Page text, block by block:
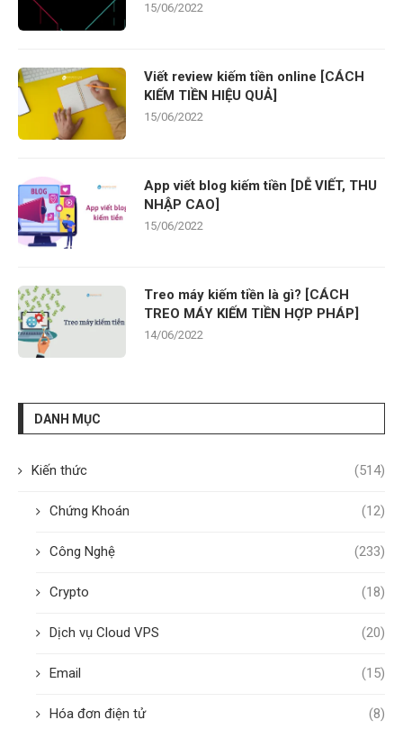
15/06/2022
Viết review kiếm tiền online [CÁCH
KIẾM TIỀN HIỆU QUẢ]
15/06/2022
App viết blog kiếm tiền [DỄ VIẾT, THU
NHẬP CAO]
15/06/2022
Treo máy kiếm tiền là gì? [CÁCH
TREO MÁY KIẾM TIỀN HỢP PHÁP]
14/06/2022
DANH MỤC
Kiến thức (514)
Chứng Khoán (12)
Công Nghệ (233)
Crypto (18)
Dịch vụ Cloud VPS (20)
Email (15)
Hóa đơn điện tử (8)